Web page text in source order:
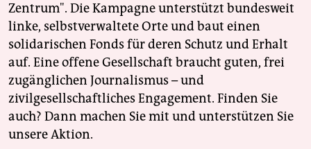
Zentrum". Die Kampagne unterstützt bundesweit
linke, selbstverwaltete Orte und baut einen
solidarischen Fonds für deren Schutz und Erhalt
auf. Eine offene Gesellschaft braucht guten, frei
zugänglichen Journalismus – und
zivilgesellschaftliches Engagement. Finden Sie
auch? Dann machen Sie mit und unterstützen Sie
unsere Aktion.